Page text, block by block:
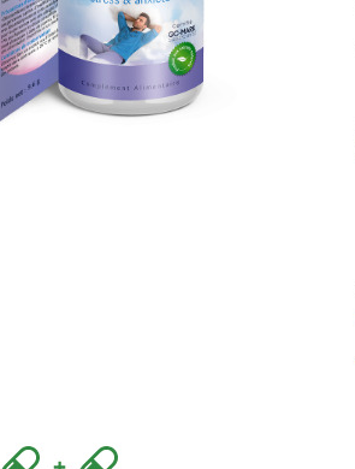
Santé respiratoire
Mémoire
Santé articulaire et